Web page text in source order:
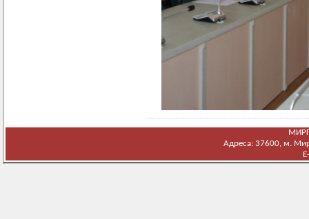
Адреса: 37600, м.